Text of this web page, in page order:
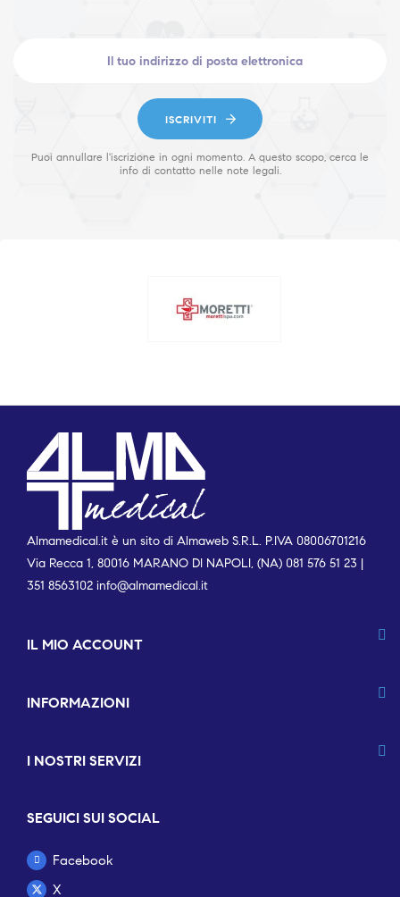
ISCRIVITI
Puoi annullare l'iscrizione in ogni momento. A questo scopo, cerca le
info di contatto nelle note legali.
Almamedical.it è un sito di Almaweb S.R.L. P.IVA 08006701216
Via Recca 1, 80016 MARANO DI NAPOLI, (NA) 081 576 51 23 |
351 8563102 info@almamedical.it
IL MIO ACCOUNT
INFORMAZIONI
I NOSTRI SERVIZI
SEGUICI SUI SOCIAL
Facebook
X